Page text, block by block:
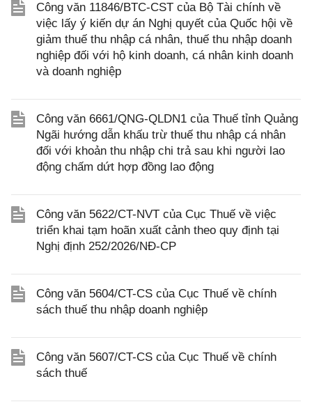
Công văn 11846/BTC-CST của Bộ Tài chính về
việc lấy ý kiến dự án Nghị quyết của Quốc hội về
giảm thuế thu nhập cá nhân, thuế thu nhập doanh
nghiệp đối với hộ kinh doanh, cá nhân kinh doanh
và doanh nghiệp
Công văn 6661/QNG-QLDN1 của Thuế tỉnh Quảng
Ngãi hướng dẫn khấu trừ thuế thu nhập cá nhân
đối với khoản thu nhập chi trả sau khi người lao
động chấm dứt hợp đồng lao động
Công văn 5622/CT-NVT của Cục Thuế về việc
triển khai tạm hoãn xuất cảnh theo quy định tại
Nghị định 252/2026/NĐ-CP
Công văn 5604/CT-CS của Cục Thuế về chính
sách thuế thu nhập doanh nghiệp
Công văn 5607/CT-CS của Cục Thuế về chính
sách thuế